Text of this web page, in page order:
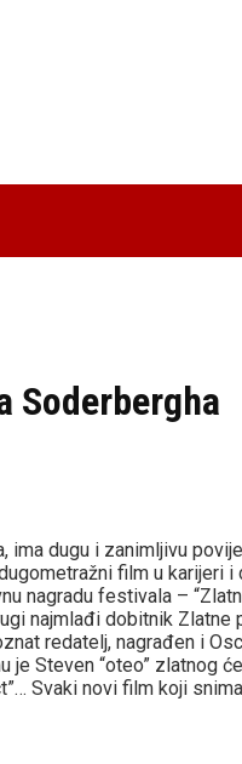
Soderbergha
dugu i zanimljivu
film u karijeri
nagradu festivala –
najmlađi dobitnik
redatelj, nagrađen i
Steven “oteo” zlatnog
Svaki novi film koji